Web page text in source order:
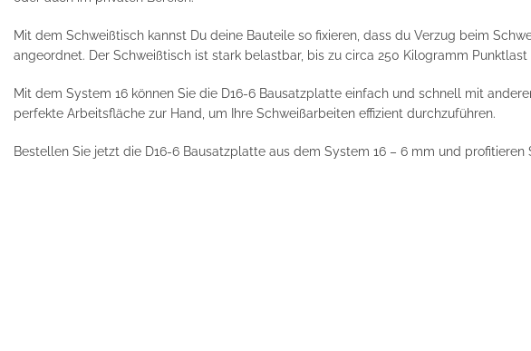
Mit dem Schweißtisch kannst Du deine Bauteile so fixieren, dass du Verzug beim
angeordnet. Der Schweißtisch ist stark belastbar, bis zu circa 250 Kilogramm
Mit dem System 16 können Sie die D16-6 Bausatzplatte einfach und schnell mit
perfekte Arbeitsfläche zur Hand, um Ihre Schweißarbeiten effizient durchzuführen.
Bestellen Sie jetzt die D16-6 Bausatzplatte aus dem System 16 – 6 mm und